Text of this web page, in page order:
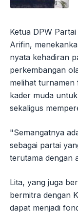
Ketua DPW
Arifin,
nyata kehadiran
perkembangan
melihat turnamen
kader muda
sekaligus
"Semangatnya
sebagai partai
terutama dengan
Lita, yang juga
bermitra dengan
dapat menjadi